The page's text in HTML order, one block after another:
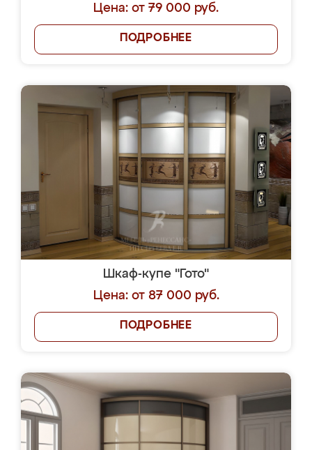
Цена: от 79 000 руб.
ПОДРОБНЕЕ
Шкаф-купе "Гото"
Цена: от 87 000 руб.
ПОДРОБНЕЕ